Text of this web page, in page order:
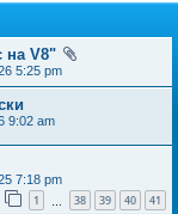
к
на V8"
5:25 pm
9:02 am
7:18 pm
1 38 39 40 41